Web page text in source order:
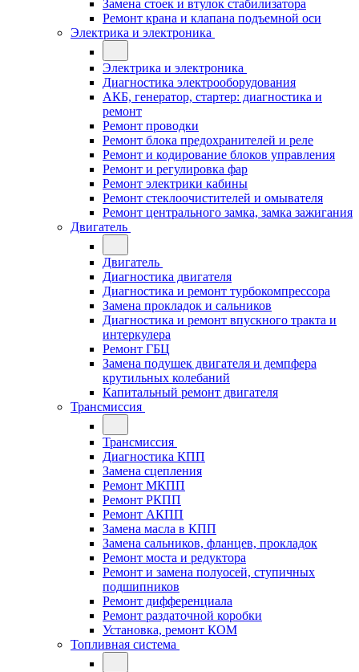
Замена стоек и втулок стабилизатора
Ремонт крана и клапана подъемной оси
Электрика и электроника
Электрика и электроника
Диагностика электрооборудования
АКБ, генератор, стартер: диагностика и
ремонт
Ремонт проводки
Ремонт блока предохранителей и реле
Ремонт и кодирование блоков управления
Ремонт и регулировка фар
Ремонт электрики кабины
Ремонт стеклоочистителей и омывателя
Ремонт центрального замка, замка зажигания
Двигатель
Двигатель
Диагностика двигателя
Диагностика и ремонт турбокомпрессора
Замена прокладок и сальников
Диагностика и ремонт впускного тракта и
интеркулера
Ремонт ГБЦ
Замена подушек двигателя и демпфера
крутильных колебаний
Капитальный ремонт двигателя
Трансмиссия
Трансмиссия
Диагностика КПП
Замена сцепления
Ремонт МКПП
Ремонт РКПП
Ремонт АКПП
Замена масла в КПП
Замена сальников, фланцев, прокладок
Ремонт моста и редуктора
Ремонт и замена полуосей, ступичных
подшипников
Ремонт дифференциала
Ремонт раздаточной коробки
Установка, ремонт КОМ
Топливная система